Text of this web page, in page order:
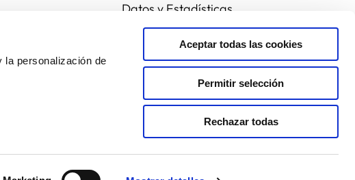
la personalización de
Aceptar todas las cookies
Permitir selección
Rechazar todas
Datos y Estadísticas
Preguntas frecuentes
Mapa de congregaciones